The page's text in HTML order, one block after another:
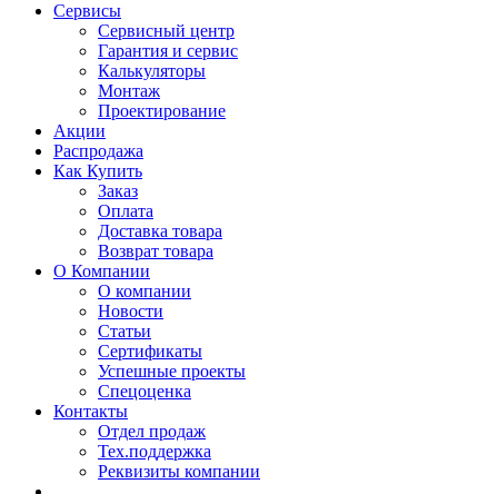
Сервисы
Сервисный центр
Гарантия и сервис
Калькуляторы
Монтаж
Проектирование
Акции
Распродажа
Как Купить
Заказ
Оплата
Доставка товара
Возврат товара
О Компании
О компании
Новости
Статьи
Сертификаты
Успешные проекты
Спецоценка
Контакты
Отдел продаж
Тех.поддержка
Реквизиты компании